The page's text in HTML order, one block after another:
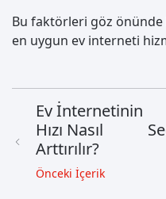
Bu faktörleri göz önünde
en uygun ev interneti
Ev İnternetinin
Hızı Nasıl
Arttırılır?
Önceki İçerik